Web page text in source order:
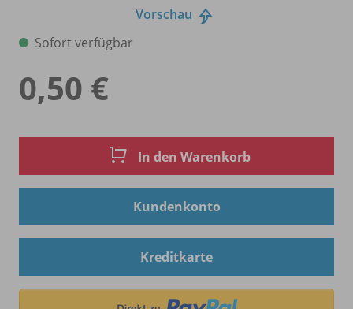
Vorschau
Sofort verfügbar
0,50 €
In den Warenkorb
Kundenkonto
Kreditkarte